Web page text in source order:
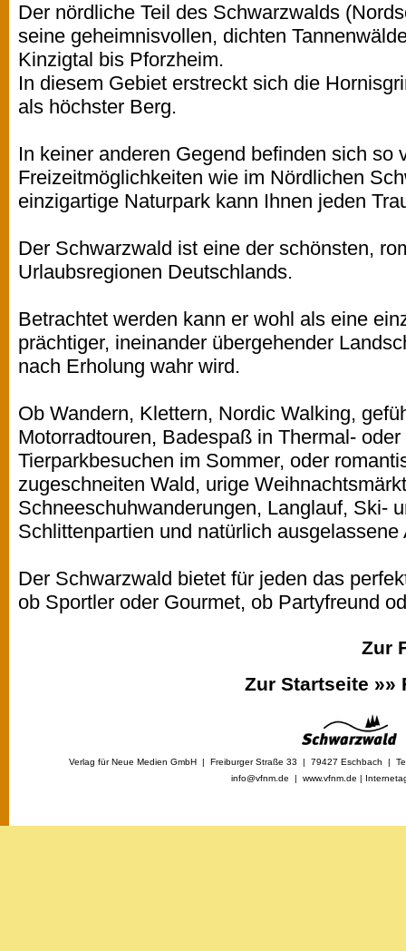
Der nördliche Teil des Schwarzwalds
seine geheimnisvollen, dichten
Kinzigtal bis Pforzheim.
In diesem Gebiet erstreckt sich die
als höchster Berg.
In keiner anderen Gegend befinden sich so
Freizeitmöglichkeiten wie im Nördlichen
einzigartige Naturpark kann Ihnen jeden
Der Schwarzwald ist eine der schönsten,
Urlaubsregionen Deutschlands.
Betrachtet werden kann er wohl als eine
prächtiger, ineinander übergehender
nach Erholung wahr wird.
Ob Wandern, Klettern, Nordic Walking,
Motorradtouren, Badespaß in Thermal-
Tierparkbesuchen im Sommer, oder
zugeschneiten Wald, urige
Schneeschuhwanderungen, Langlauf, Ski-
Schlittenpartien und natürlich
Der Schwarzwald bietet für jeden das
ob Sportler oder Gourmet, ob Partyfreund
Zur
Zur Startseite »»
Verlag für Neue Medien GmbH | Freiburger Straße 33 | 79427 Eschbach |
info@vfnm.de | www.vfnm.de |